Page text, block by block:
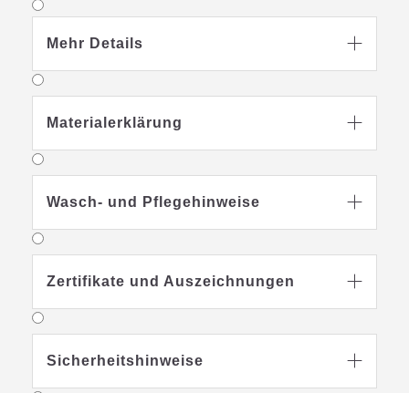
Mehr Details 
Materialerklärung 
Wasch- und Pflegehinweise 
Zertifikate und Auszeichnungen 
Sicherheitshinweise 